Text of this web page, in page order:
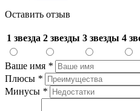
Оставить отзыв
1 звезда 2 звезды 3 звезды 4
Ваше имя *
Плюсы *
Минусы *